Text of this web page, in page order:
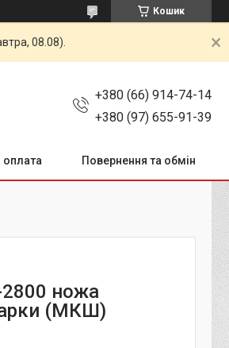
Кошик
08.08).
+380 (66) 914-74-14
+380 (97) 655-91-39
оплата Повернення та обмін
2800 ножа
(МКШ)